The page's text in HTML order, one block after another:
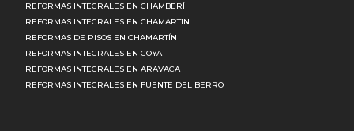
REFORMAS INTEGRALES EN CHAMBERÍ
REFORMAS INTEGRALES EN CHAMARTIN
REFORMAS DE PISOS EN CHAMARTÍN
REFORMAS INTEGRALES EN GOYA
REFORMAS INTEGRALES EN ARAVACA
REFORMAS INTEGRALES EN FUENTE DEL BERRO